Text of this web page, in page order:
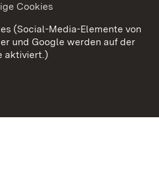
Barrierefreiheit
Cookies
Cookies
(Social-Media-Elemente von
und Google werden auf der
aktiviert.)